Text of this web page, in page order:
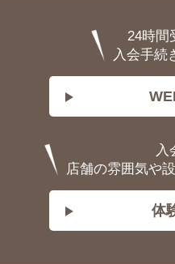
24時間
入会手続
入
店舗の雰囲気や
体